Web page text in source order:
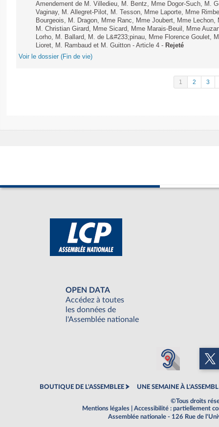
Amendement de M. Villedieu, M. Bentz, Mme Dogor-Such, M.
Vaginay, M. Allegret-Pilot, M. Tesson, Mme Laporte, Mme
Bourgeois, M. Dragon, Mme Ranc, Mme Joubert, Mme
M. Christian Girard, Mme Sicard, Mme Marais-Beuil, Mme
Lorho, M. Ballard, M. de L&#233;pinau, Mme Florence Goulet,
Lioret, M. Rambaud et M. Guitton - Article 4 - Rejeté
Voir le dossier (Fin de vie)
1 2 3
OPEN DATA
Accédez à toutes
les données de
l'Assemblée nationale
BOUTIQUE DE L'ASSEMBLEE UNE SEMAINE À
©Tous droits
Mentions légales
Accessibilité : partiellement
Assemblée nationale - 126 Rue de